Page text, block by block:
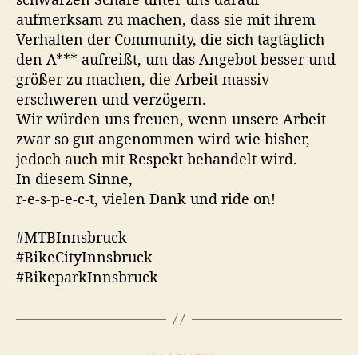
aufmerksam zu machen, dass sie mit ihrem
Verhalten der Community, die sich tagtäglich
den A*** aufreißt, um das Angebot besser und
größer zu machen, die Arbeit massiv
erschweren und verzögern.
Wir würden uns freuen, wenn unsere Arbeit
zwar so gut angenommen wird wie bisher,
jedoch auch mit Respekt behandelt wird.
In diesem Sinne,
r-e-s-p-e-c-t, vielen Dank und ride on!
#MTBInnsbruck
#BikeCityInnsbruck
#BikeparkInnsbruck